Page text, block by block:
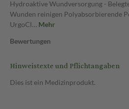
Hydroaktive Wundversorgung -
Wunden reinigen Polyabsorbierende
UrgoCl… Mehr
Bewertungen
Hinweistexte und Pflichtangaben
Dies ist ein Medizinprodukt.